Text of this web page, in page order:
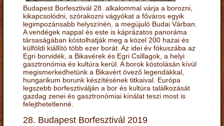
Budapest Borfesztivál 28. alkalommal várja a borozni,
kikapcsolódni, szórakozni vágyókat a főváros egyik
legimpozánsabb helyszínén, a megújuló Budai Várban.
A vendégek nappal és este is káprázatos panoráma
társaságában kóstolhatják meg a közel 200 hazai és
külföldi kiállító több ezer borát. Az idei év fókuszába az
Egri borvidék, a Bikavérek és Egri Csillagok, a helyi
gasztronómia és kultúra kerül. A borok kóstolásán kívül
megismerkedhetünk a Bikavért övező legendákkal,
hungarikum borunk készítésének titkaival. Európa
legszebb borfesztiválján a bor és kultúra találkozását
gazdag zenei és gasztronómiai kínálat teszi most is
felejthetetlenné.
28. Budapest Borfesztivál 2019